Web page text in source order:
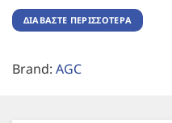
ΔΙΑΒΆΣΤΕ ΠΕΡΙΣΣΌΤΕΡΑ
Brand: AGC